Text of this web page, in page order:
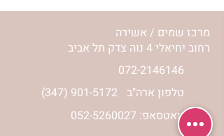
מרכז שמים / אשירה
רחוב יחיאלי 4 נוה צדק תל אביב
072-2146146
(347) 901-5172 טלפון ארה"ב
וואטסאפ: 052-5260027